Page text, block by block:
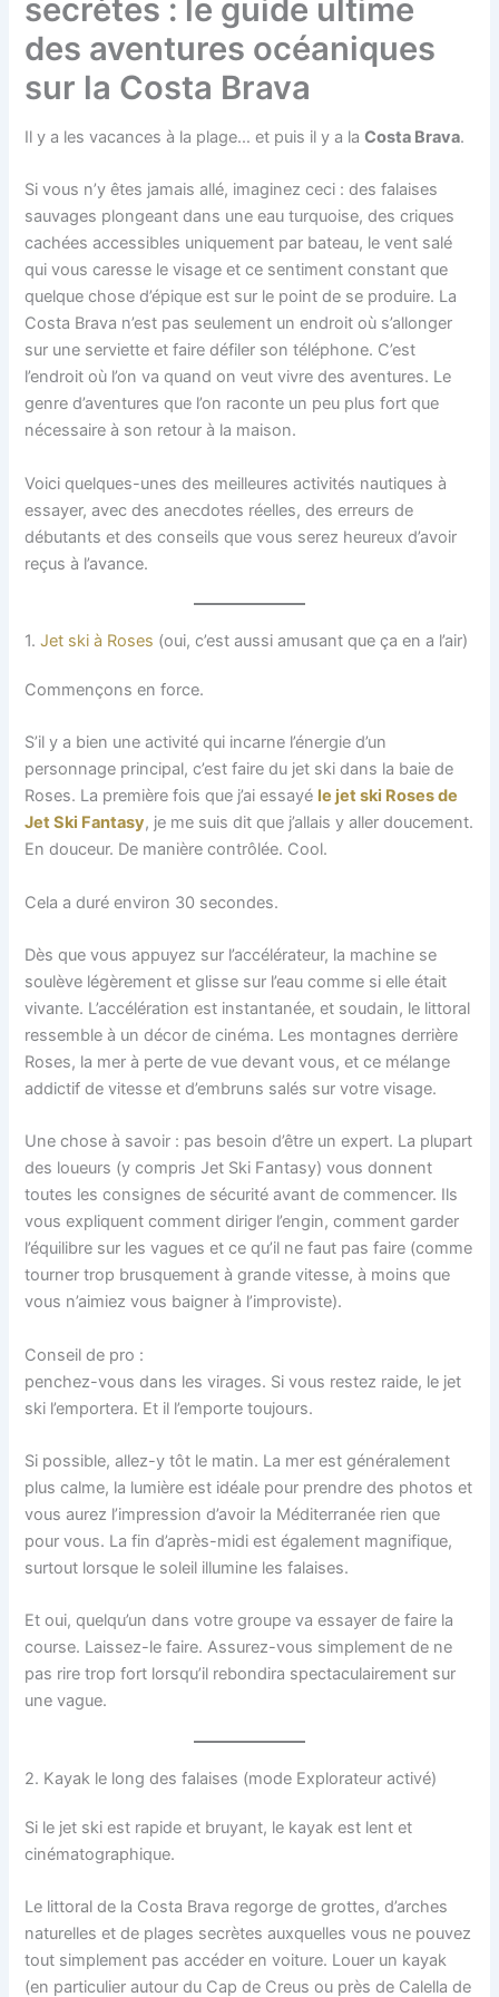
secrètes : le guide ultime
des aventures océaniques
sur la Costa Brava
Il y a les vacances à la plage… et puis il y a laCosta Brava.
Si vous n’y êtes jamais allé, imaginez ceci : des falaises
sauvages plongeant dans une eau turquoise, des criques
cachées accessibles uniquement par bateau, le vent salé
qui vous caresse le visage et ce sentiment constant que
quelque chose d’épique est sur le point de se produire. La
Costa Brava n’est pas seulement un endroit où s’allonger
sur une serviette et faire défiler son téléphone. C’est
l’endroit où l’on va quand on veut vivre des aventures. Le
genre d’aventures que l’on raconte un peu plus fort que
nécessaire à son retour à la maison.
Voici quelques-unes des meilleures activités nautiques à
essayer, avec des anecdotes réelles, des erreurs de
débutants et des conseils que vous serez heureux d’avoir
reçus à l’avance.
1.Jet ski à Roses (oui, c’est aussi amusant que ça en a l’air)
Commençons en force.
S’il y a bien une activité qui incarne l’énergie d’un
personnage principal, c’est faire du jet ski dans la baie de
Roses. La première fois que j’ai essayé le jet ski Roses de
Jet Ski Fantasy, je me suis dit que j’allais y aller doucement.
En douceur. De manière contrôlée. Cool.
Cela a duré environ 30 secondes.
Dès que vous appuyez sur l’accélérateur, la machine se
soulève légèrement et glisse sur l’eau comme si elle était
vivante. L’accélération est instantanée, et soudain, le littoral
ressemble à un décor de cinéma. Les montagnes derrière
Roses, la mer à perte de vue devant vous, et ce mélange
addictif de vitesse et d’embruns salés sur votre visage.
Une chose à savoir : pas besoin d’être un expert. La plupart
des loueurs (y compris Jet Ski Fantasy) vous donnent
toutes les consignes de sécurité avant de commencer. Ils
vous expliquent comment diriger l’engin, comment garder
l’équilibre sur les vagues et ce qu’il ne faut pas faire (comme
tourner trop brusquement à grande vitesse, à moins que
vous n’aimiez vous baigner à l’improviste).
Conseil de pro :
penchez-vous dans les virages. Si vous restez raide, le jet
ski l’emportera. Et il l’emporte toujours.
Si possible, allez-y tôt le matin. La mer est généralement
plus calme, la lumière est idéale pour prendre des photos et
vous aurez l’impression d’avoir la Méditerranée rien que
pour vous. La fin d’après-midi est également magnifique,
surtout lorsque le soleil illumine les falaises.
Et oui, quelqu’un dans votre groupe va essayer de faire la
course. Laissez-le faire. Assurez-vous simplement de ne
pas rire trop fort lorsqu’il rebondira spectaculairement sur
une vague.
2. Kayak le long des falaises (mode Explorateur activé)
Si le jet ski est rapide et bruyant, le kayak est lent et
cinématographique.
Le littoral de la Costa Brava regorge de grottes, d’arches
naturelles et de plages secrètes auxquelles vous ne pouvez
tout simplement pas accéder en voiture. Louer un kayak
(en particulier autour du Cap de Creus ou près de Calella de